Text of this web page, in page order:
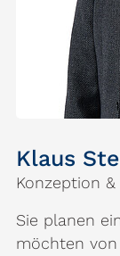
Klaus
Konzeption
Sie planen
möchten